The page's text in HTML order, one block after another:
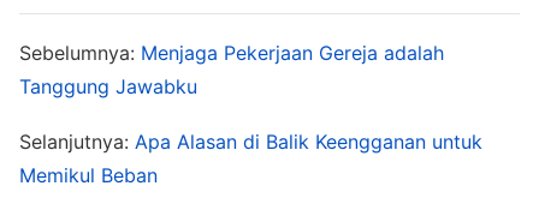
akhir ini aku sudah benar-benar bekerja keras.
Bukankah selama ini aku sudah menindaklanjuti
pekerjaan ini? Bukankah aku melakukan
pekerjaan nyata? Namun, kau masih saja
menganggapnya tidak cukup, bahkan
Sebelumnya: Menjaga Pekerjaan Gereja adalah
Tanggung Jawabku
Selanjutnya: Apa Alasan di Balik Keengganan untuk
Memikul Beban